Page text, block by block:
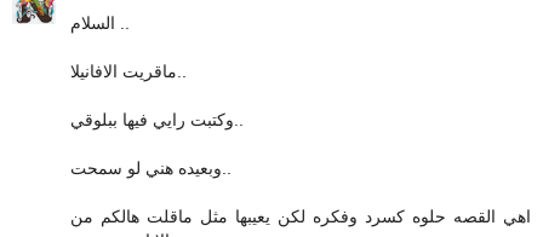
اهي القصه حلوه كسرد وفكره لكن يعيبها مثل ماقلت هالكم من